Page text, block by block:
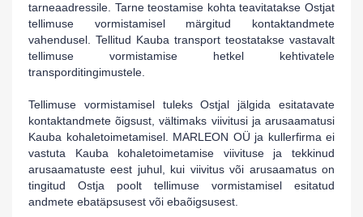
tarneaadressile. Tarne teostamise kohta teavitatakse Ostjat
tellimuse vormistamisel märgitud kontaktandmete
vahendusel. Tellitud Kauba transport teostatakse vastavalt
tellimuse vormistamise hetkel kehtivatele
transporditingimustele.
Tellimuse vormistamisel tuleks Ostjal jälgida esitatavate
kontaktandmete õigsust, vältimaks viivitusi ja arusaamatusi
Kauba kohaletoimetamisel. MARLEON OÜ ja kullerfirma ei
vastuta Kauba kohaletoimetamise viivituse ja tekkinud
arusaamatuste eest juhul, kui viivitus või arusaamatus on
tingitud Ostja poolt tellimuse vormistamisel esitatud
andmete ebatäpsusest või ebaõigsusest.